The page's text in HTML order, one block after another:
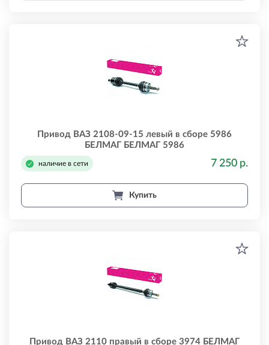
Привод ВАЗ 2108-09-15 левый в сборе 5986
БЕЛМАГ БЕЛМАГ 5986
наличие в сети 7 250 р.
Купить
Привод ВАЗ 2110 правый в сборе 3974 БЕЛМАГ